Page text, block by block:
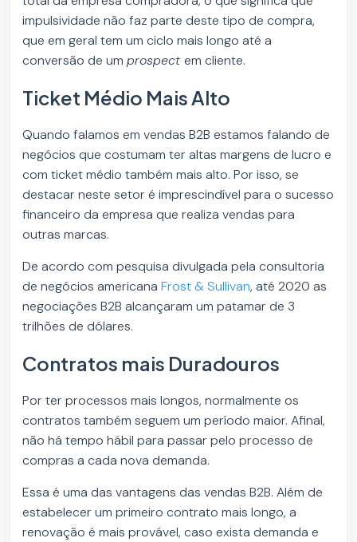
impulsividade não faz parte deste tipo de compra,
que em geral tem um ciclo mais longo até a
conversão de umprospectem cliente.
Ticket Médio Mais Alto
Quando falamos em vendas B2B estamos falando de
negócios que costumam ter altas margens de lucro e
com ticket médio também mais alto. Por isso, se
destacar neste setor é imprescindível para o sucesso
financeiro da empresa que realiza vendas para
outras marcas.
De acordo com pesquisa divulgada pela consultoria
de negócios americanaFrost & Sullivan, até 2020 as
negociações B2B alcançaram um patamar de 3
trilhões de dólares.
Contratos mais Duradouros
Por ter processos mais longos, normalmente os
contratos também seguem um período maior. Afinal,
não há tempo hábil para passar pelo processo de
compras a cada nova demanda.
Essa é uma das vantagens das vendas B2B. Além de
estabelecer um primeiro contrato mais longo, a
renovação é mais provável, caso exista demanda e